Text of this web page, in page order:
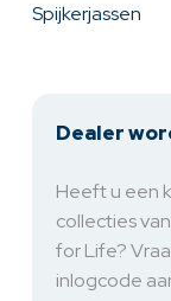
Spijkerjassen
Dealer
Heeft u een
collecties
for Life?
inlogcode